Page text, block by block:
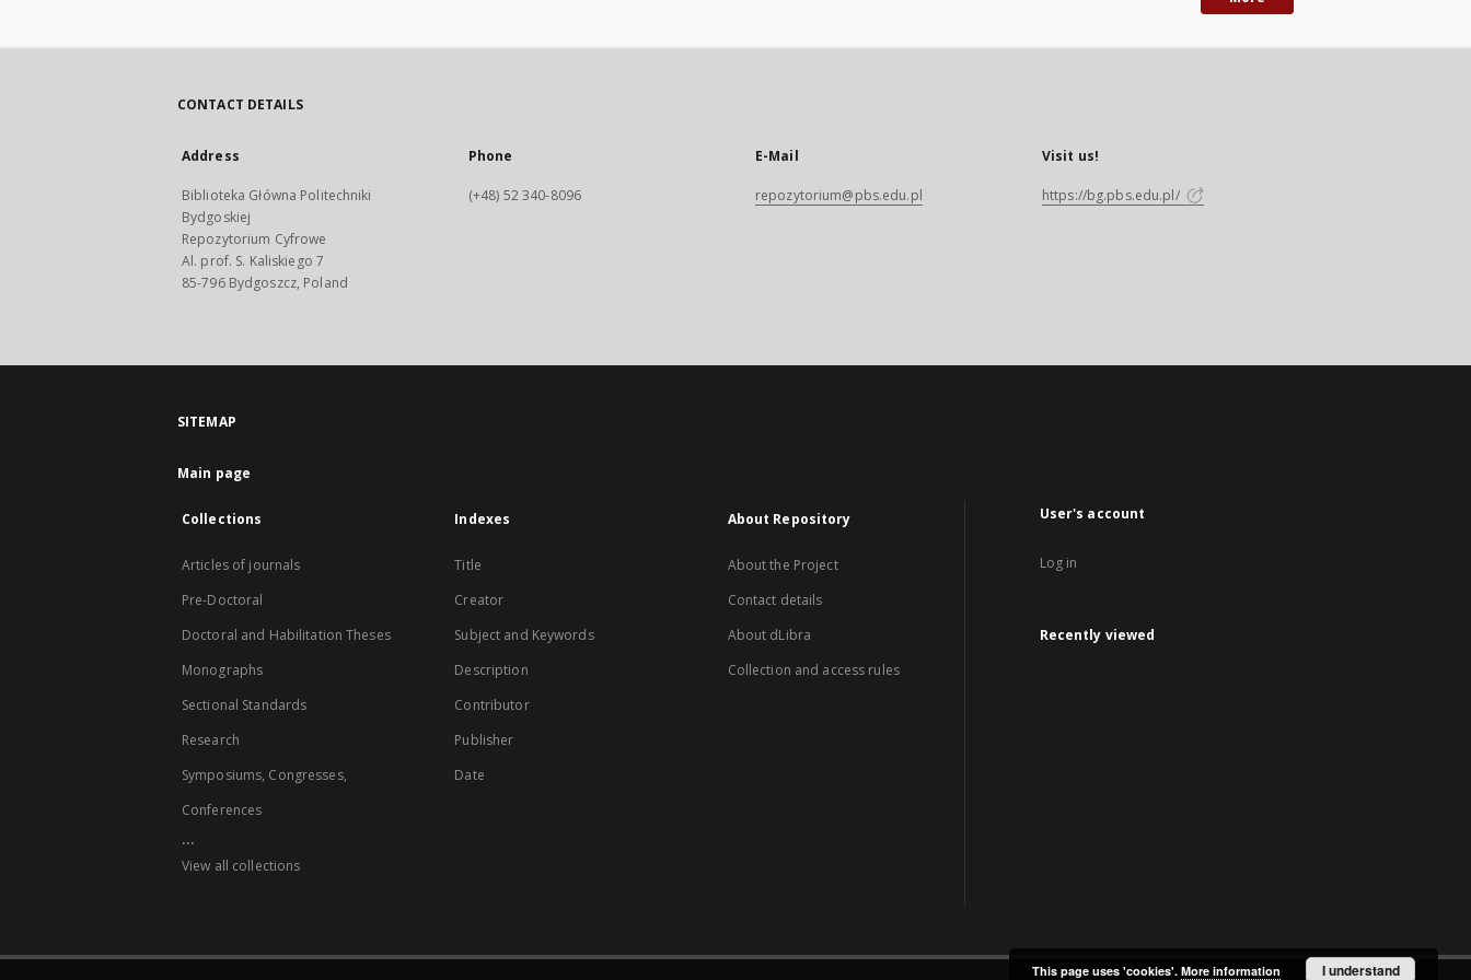
CONTACT DETAILS
Address
Biblioteka Główna Politechniki
Bydgoskiej
Repozytorium Cyfrowe
Al. prof. S. Kaliskiego 7
85-796 Bydgoszcz, Poland
Phone
(+48) 52 340-8096
E-Mail
repozytorium@pbs.edu.pl
Visit us!
https://bg.pbs.edu.pl/
SITEMAP
Main page
Collections
Articles of journals
Pre-Doctoral
Doctoral and Habilitation Theses
Monographs
Sectional Standards
Research
Symposiums, Congresses,
Conferences
...
View all collections
Indexes
Title
Creator
Subject and Keywords
Description
Contributor
Publisher
Date
About Repository
About the Project
Contact details
About dLibra
Collection and access rules
User's account
Log in
Recently viewed
This page uses 'cookies'. More information I understand